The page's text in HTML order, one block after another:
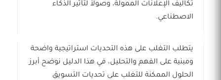
تكاليف الإعلانات الممولة، وصولاً لتأثير الذكاء
الاصطناعي.
يتطلب التغلب على هذه التحديات استراتيجية واضحة
ومبنية على الفهم والتحليل، في هذا الدليل نوضح أبرز
الحلول الممكنة للتغلب على تحديات التسويق